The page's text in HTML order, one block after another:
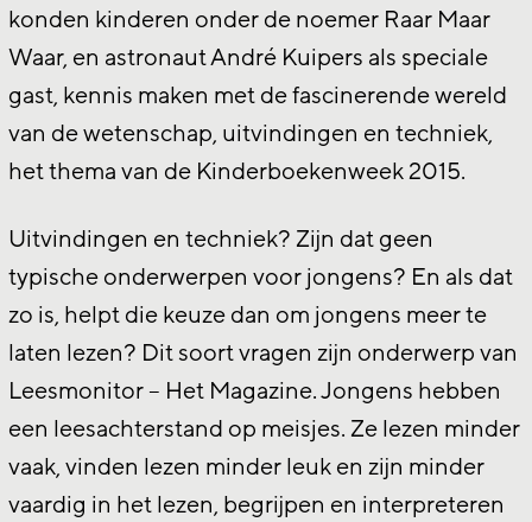
konden kinderen onder de noemer Raar Maar
Waar, en astronaut André Kuipers als speciale
gast, kennis maken met de fascinerende wereld
van de wetenschap, uitvindingen en techniek,
het thema van de Kinderboekenweek 2015.
Uitvindingen en techniek? Zijn dat geen
typische onderwerpen voor jongens? En als dat
zo is, helpt die keuze dan om jongens meer te
laten lezen? Dit soort vragen zijn onderwerp van
Leesmonitor – Het Magazine. Jongens hebben
een leesachterstand op meisjes. Ze lezen minder
vaak, vinden lezen minder leuk en zijn minder
vaardig in het lezen, begrijpen en interpreteren